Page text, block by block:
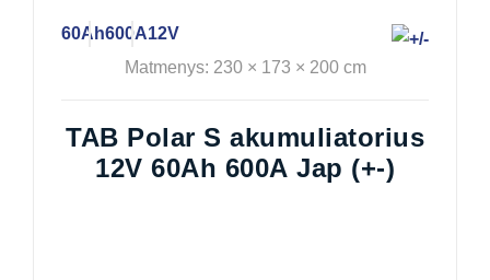
60Ah600A12V
Matmenys: 230 × 173 × 200 cm
TAB Polar S akumuliatorius
12V 60Ah 600A Jap (+-)